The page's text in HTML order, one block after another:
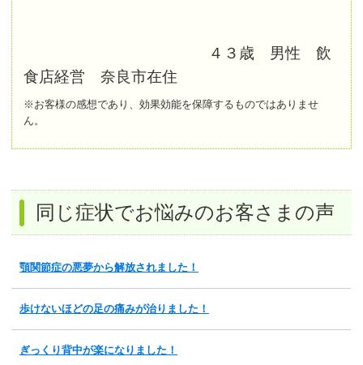
４３歳 男性 飲
食店経営 奈良市在住
※お客様の感想であり、効果効能を保障するものではありませ
ん。
同じ症状でお悩みのお客さまの声
顎関節症の悪夢から解放されました！
歩けないほどの足の痛みが治りました！
ぎっくり背中が楽になりました！